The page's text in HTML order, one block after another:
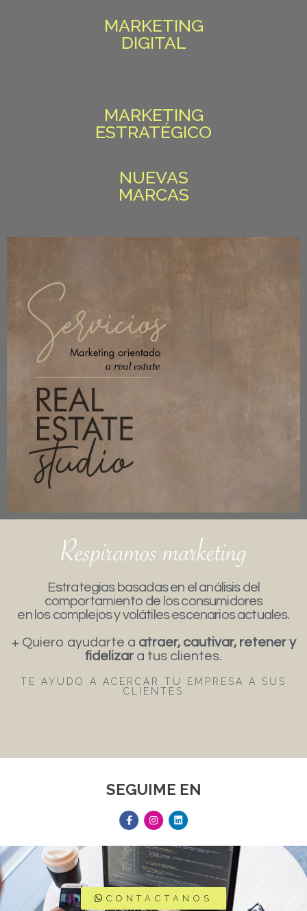
MARKETING
DIGITAL
MARKETING
ESTRATÉGICO
NUEVAS
MARCAS
Estrategias basadas en el análisis del
comportamiento de los consumidores
en los complejos y volátiles escenarios actuales.
+ Quiero ayudarte a atraer, cautivar, retener y
fidelizar a tus clientes.
TE AYUDO A ACERCAR TU EMPRESA A SUS
CLIENTES
SEGUIME EN
CONTACTANOS